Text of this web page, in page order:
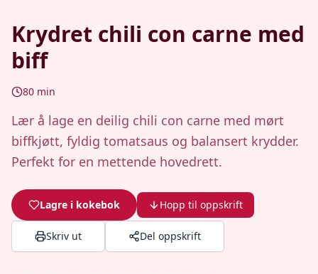
Krydret chili con carne med
biff
80 min
Lær å lage en deilig chili con carne med mørt
biffkjøtt, fyldig tomatsaus og balansert krydder.
Perfekt for en mettende hovedrett.
Lagre i kokebok Hopp til oppskrift
Skriv ut Del oppskrift